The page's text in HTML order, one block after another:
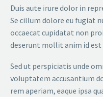
Duis aute irure dolor in
Se cillum dolore eu fugiat
occaecat cupidatat non
deserunt mollit anim id est
Sed ut perspiciatis unde
voluptatem accusantium
rem aperiam, eaque ipsa